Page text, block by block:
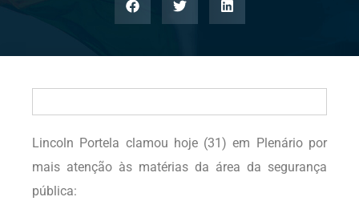
Lincoln Portela clamou hoje (31) em Plenário por
mais atenção às matérias da área da segurança
pública: